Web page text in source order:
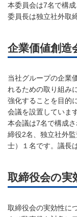
本委員会は7名で構
委員長は独立社外取
企業価値創造
当社グループの企業
れるための取り組み
強化することを目的
会議を設置しています
本会議は7名で構成
締役2名、独立社外
士）１名です。議長
取締役会の実
取締役会の実効性に